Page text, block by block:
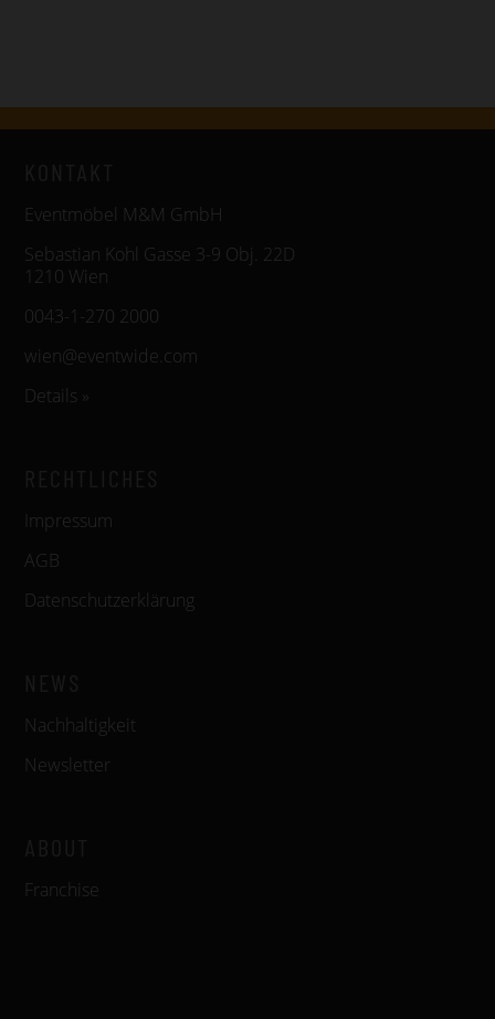
Eventmöbel M&M GmbH
Sebastian Kohl Gasse 3-9 Obj. 22D
1210 Wien
0043-1-270 2000
wien@eventwide.com
Details »
Impressum
AGB
Datenschutzerklärung
Nachhaltigkeit
Newsletter
Franchise